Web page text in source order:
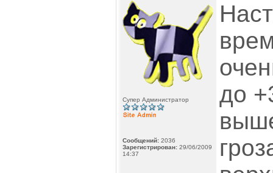
Супер Администратор
Сообщений: 2036
Зарегистрирован: 29/06/2009
14:37
до